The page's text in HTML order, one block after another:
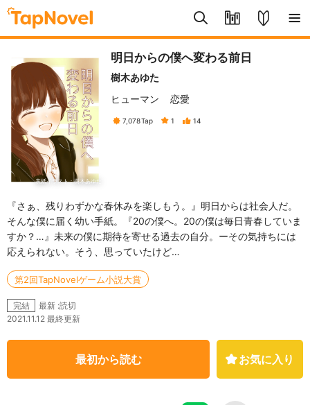
表紙イラスト：樹木あゆた
明日からの僕へ変わる前日
樹木あゆた
ヒューマン
恋愛
7,078Tap 1 14
『さぁ、残りわずかな春休みを楽しもう。』明日からは社会人だ。
そんな僕に届く幼い手紙。『20の僕へ。20の僕は毎日青春していま
すか？…』未来の僕に期待を寄せる過去の自分。ーその気持ちには
応えられない。そう、思っていたけど…
第2回TapNovelゲーム小説大賞
完結
最新 :読切
2021.11.12 最終更新
最初から読む お気に入り